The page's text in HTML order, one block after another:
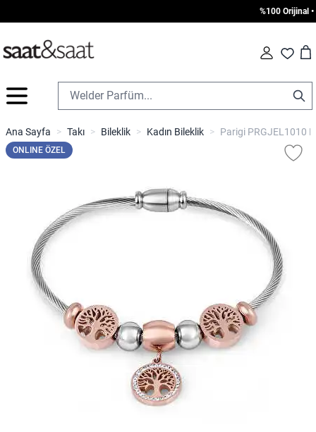
%100 Orijinal •
Fav Cart
İçeriğe geç
Ana Sayfa > Takı > Bileklik > Kadın Bileklik > Parigi PRGJEL1010
ONLINE ÖZEL